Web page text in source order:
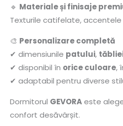
🔹 Materiale și finisaje
Texturile catifelate,
🎨 Personalizare completă
✔ dimensiunile patului,
✔ disponibil în orice culoare,
✔ adaptabil pentru diverse
Dormitorul GEVORAeste
confort desăvârșit.